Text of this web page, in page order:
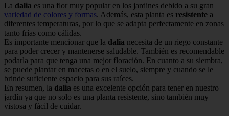
La dalia es una flor muy popular en los jardines debido a su gran
variedad de colores y formas. Además, esta planta es resistente a
diferentes temperaturas, por lo que se adapta perfectamente en zonas
tanto frías como cálidas.
Es importante mencionar que la dalia necesita de un riego constante
para poder crecer y mantenerse saludable. También es recomendable
podarla para que tenga una mejor floración. En cuanto a su siembra,
se puede plantar en macetas o en el suelo, siempre y cuando se le
brinde suficiente espacio para sus raíces.
En resumen, la dalia es una excelente opción para tener en nuestro
jardín ya que no solo es una planta resistente, sino también muy
vistosa y fácil de cuidar.